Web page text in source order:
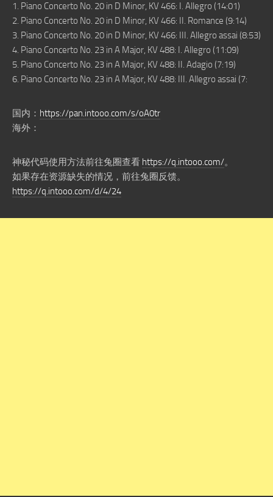
1. Piano Concerto No. 20 in D Minor, KV 466: I. Allegro (14:01)
2. Piano Concerto No. 20 in D Minor, KV 466: II. Romance (9:14)
3. Piano Concerto No. 20 in D Minor, KV 466: III. Allegro assai (8:53)
4. Piano Concerto No. 23 in A Major, KV 488: I. Allegro (11:09)
5. Piano Concerto No. 23 in A Major, KV 488: II. Adagio (7:19)
6. Piano Concerto No. 23 in A Major, KV 488: III. Allegro assai (7:
国内： https://pan.intooo.com/s/oA0tr
海外：
神秘代码使用方法前往兔圈查看 https://q.intooo.com/。
如果存在资源缺失的情况，前往兔圈反馈。
https://q.intooo.com/d/4/24